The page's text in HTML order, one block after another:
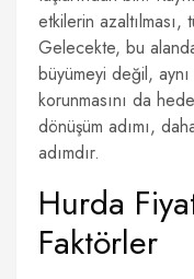
etkilerin
Gelecekte, bu
büyümeyi değil,
korunmasını da
dönüşüm adımı,
adımdır.
Hurda
Faktörler